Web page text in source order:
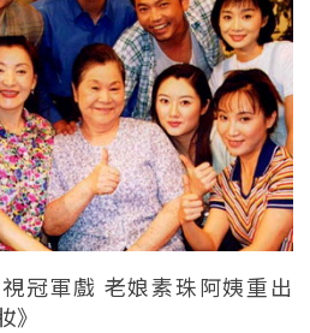
冠軍戲 老娘素珠阿姨重出
》